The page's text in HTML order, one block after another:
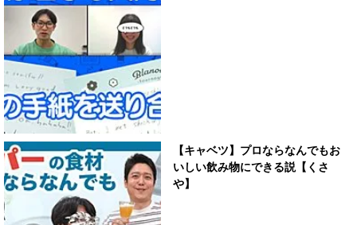
【キャベツ】プロならなんでもお
いしい飲み物にできる説【くさ
や】